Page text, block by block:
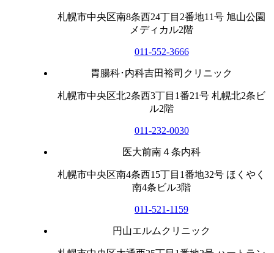
札幌市中央区南8条西24丁目2番地11号 旭山公園
メディカル2階
011-552-3666
胃腸科･内科吉田裕司クリニック
札幌市中央区北2条西3丁目1番21号 札幌北2条ビ
ル2階
011-232-0030
医大前南４条内科
札幌市中央区南4条西15丁目1番地32号 ほくやく
南4条ビル3階
011-521-1159
円山エルムクリニック